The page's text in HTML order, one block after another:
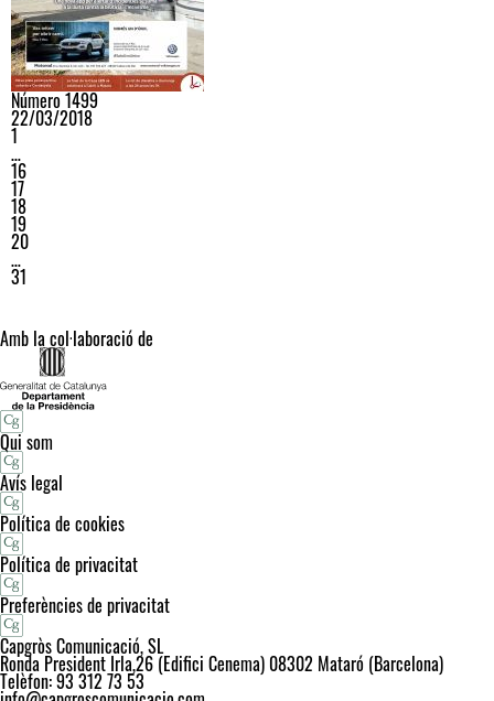
Número 1499
22/03/2018
1
…
16
17
18
19
20
…
31
Amb la col·laboració de
Qui som
Avís legal
Política de cookies
Política de privacitat
Preferències de privacitat
Capgròs Comunicació, SL
Ronda President Irla,26 (Edifici Cenema) 08302 Mataró (Barcelona)
Telèfon: 93 312 73 53